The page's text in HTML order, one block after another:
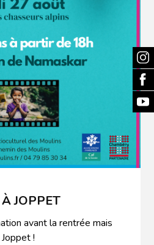
JOPPET
avant la rentrée mais
!